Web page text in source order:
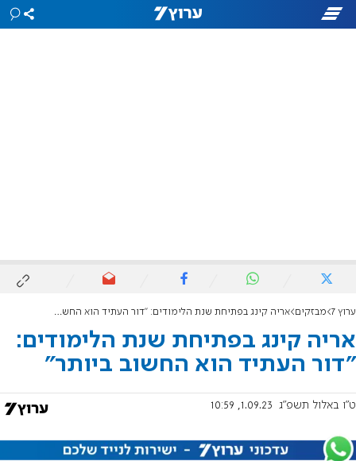
ערוץ 7 מבזקים אריה קינג בפתיחת שנת הלימודים: "דור העתיד הוא החשוב ביותר"
אריה קינג בפתיחת שנת הלימודים:
"דור העתיד הוא החשוב ביותר"
ט"ו באלול תשפ"ג 1.09.23, 10:59